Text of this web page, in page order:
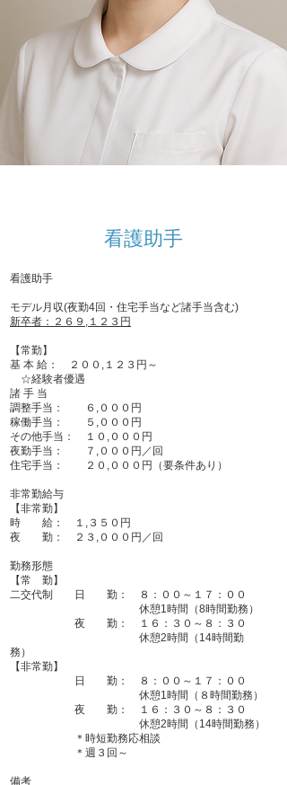
看護助手
看護助手
モデル月収(夜勤4回・住宅手当など諸手当含む)
新卒者：２６９,１２３円
【常勤】
基 本 給： ２００,１２３円～
☆経験者優遇
諸 手 当
調整手当： ６,０００円
稼働手当： ５,０００円
その他手当： １０,０００円​​
夜勤手当： ７,０００円／回
住宅手当： ２０,０００円（要条件あり）
非常勤給与
【非常勤】
時 給： １,３５０円
夜 勤： ２３,０００円／回
勤務形態
【常 勤】
二交代制 日 勤： ８：００～１７：００
休憩1時間（8時間勤務）
夜 勤： １６：３０～８：３０
休憩2時間（14時間勤
務）
【非常勤】
日 勤： ８：００～１７：００
休憩1時間（８時間勤務）
夜 勤： １６：３０～８：３０
休憩2時間（14時間勤務）
＊時短勤務応相談
＊週３回～
備考